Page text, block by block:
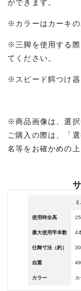
ができます。
※カラーはカーキの
※三脚を使用する
てください。
※スピード餌つけ器
※商品画像は、選択
ご購入の際は、「
名等をお確かめの
使用時全高
最大使用竿本数 4
仕舞寸法（約）
自重
カラー カ